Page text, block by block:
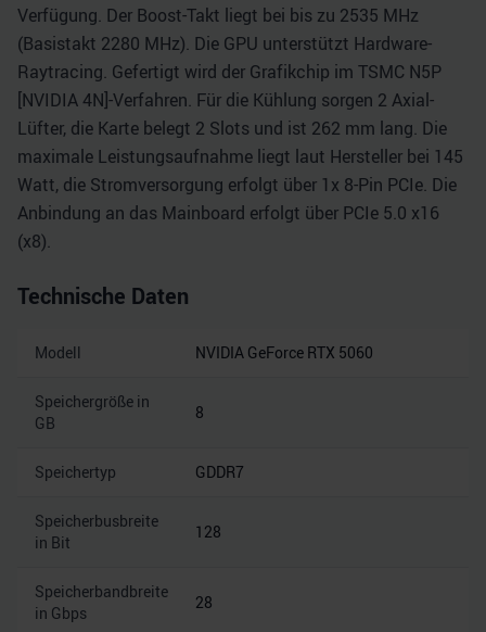
Verfügung. Der Boost-Takt liegt bei bis zu 2535 MHz
(Basistakt 2280 MHz). Die GPU unterstützt Hardware-
Raytracing. Gefertigt wird der Grafikchip im TSMC N5P
[NVIDIA 4N]-Verfahren. Für die Kühlung sorgen 2 Axial-
Lüfter, die Karte belegt 2 Slots und ist 262 mm lang. Die
maximale Leistungsaufnahme liegt laut Hersteller bei 145
Watt, die Stromversorgung erfolgt über 1x 8-Pin PCIe. Die
Anbindung an das Mainboard erfolgt über PCIe 5.0 x16
(x8).
Technische Daten
Modell NVIDIA GeForce RTX 5060
Speichergröße in
GB
8
Speichertyp GDDR7
Speicherbusbreite
in Bit
128
Speicherbandbreite
in Gbps
28